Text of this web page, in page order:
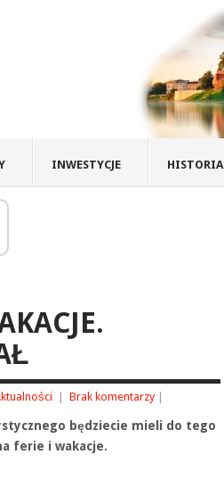
INWESTYCJE HISTORIA
Brak komentarzy
będziecie mieli do tego
ferie i wakacje.